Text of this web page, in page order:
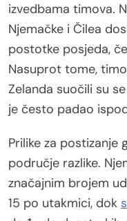
izvedbama timova.
Njemačke i Čilea
postotke posjeda,
Nasuprot tome,
Zelanda suočili su
je često padao
Prilike za postizanje
područje razlike.
značajnim brojem
15 po utakmici, dok